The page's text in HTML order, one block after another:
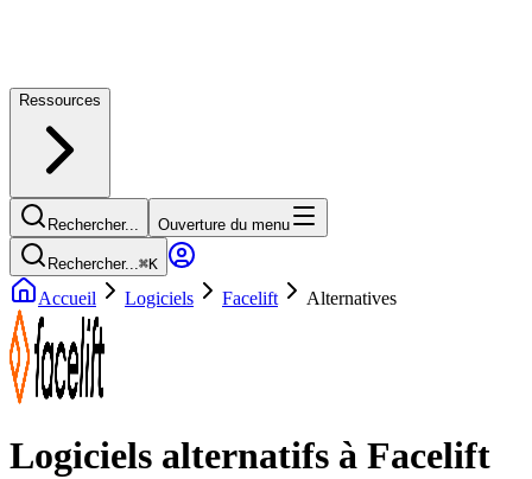
Ressources
Rechercher... Ouverture du menu
Rechercher...⌘K
Accueil Logiciels Facelift Alternatives
Logiciels alternatifs à Facelift